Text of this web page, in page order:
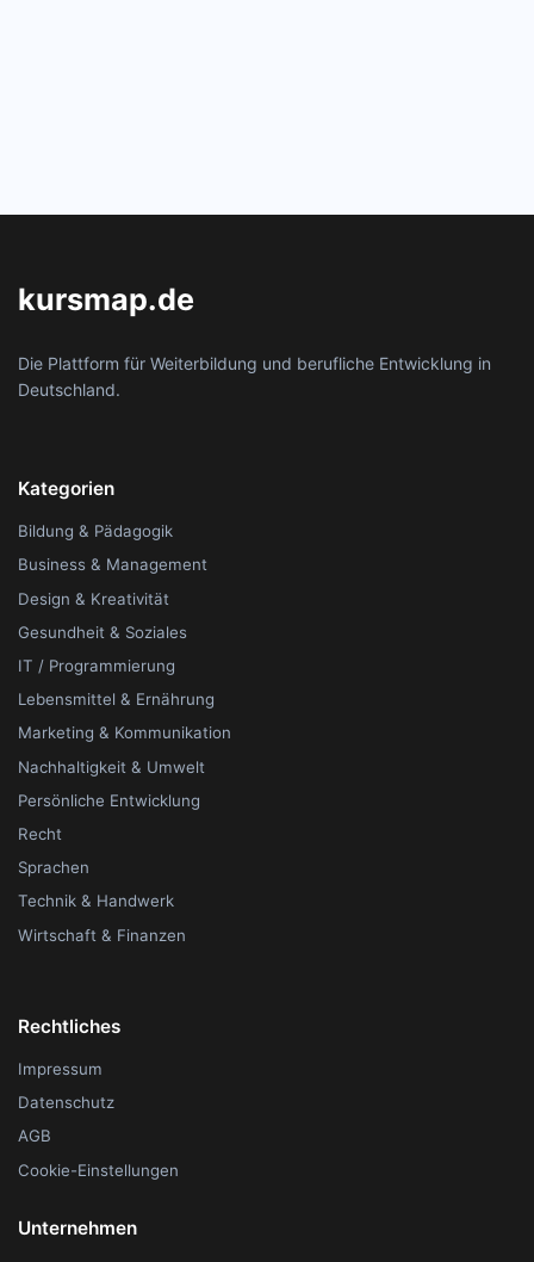
kursmap.de
Die Plattform für Weiterbildung und berufliche Entwicklung in
Deutschland.
Kategorien
Bildung & Pädagogik
Business & Management
Design & Kreativität
Gesundheit & Soziales
IT / Programmierung
Lebensmittel & Ernährung
Marketing & Kommunikation
Nachhaltigkeit & Umwelt
Persönliche Entwicklung
Recht
Sprachen
Technik & Handwerk
Wirtschaft & Finanzen
Rechtliches
Impressum
Datenschutz
AGB
Cookie-Einstellungen
Unternehmen